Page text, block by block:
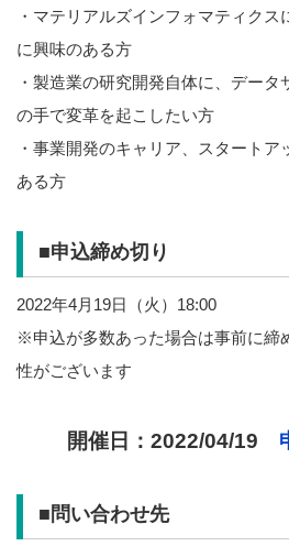
・マテリアルズインフォマティク
に興味のある方
・製造業の研究開発自体に、デー
の手で変革を起こしたい方
・事業開発のキャリア、スタート
ある方
■申込締め切り
2022年4月19日（火）18:00
※申込が多数あった場合は事前に締
性がございます
開催日：2022/04/19
■問い合わせ先